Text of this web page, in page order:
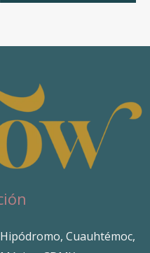
Cuauhtémoc,